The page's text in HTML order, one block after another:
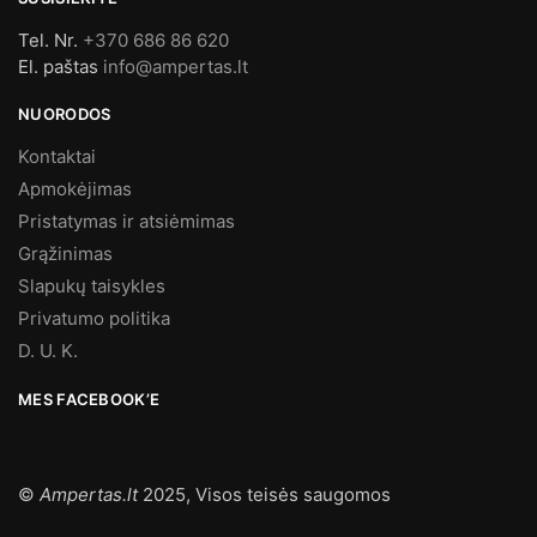
Tel. Nr. +370 686 86 620
El. paštas info@ampertas.lt
NUORODOS
Kontaktai
Apmokėjimas
Pristatymas ir atsiėmimas
Grąžinimas
Slapukų taisykles
Privatumo politika
D. U. K.
MES FACEBOOK’E
© Ampertas.lt2025, Visos teisės saugomos